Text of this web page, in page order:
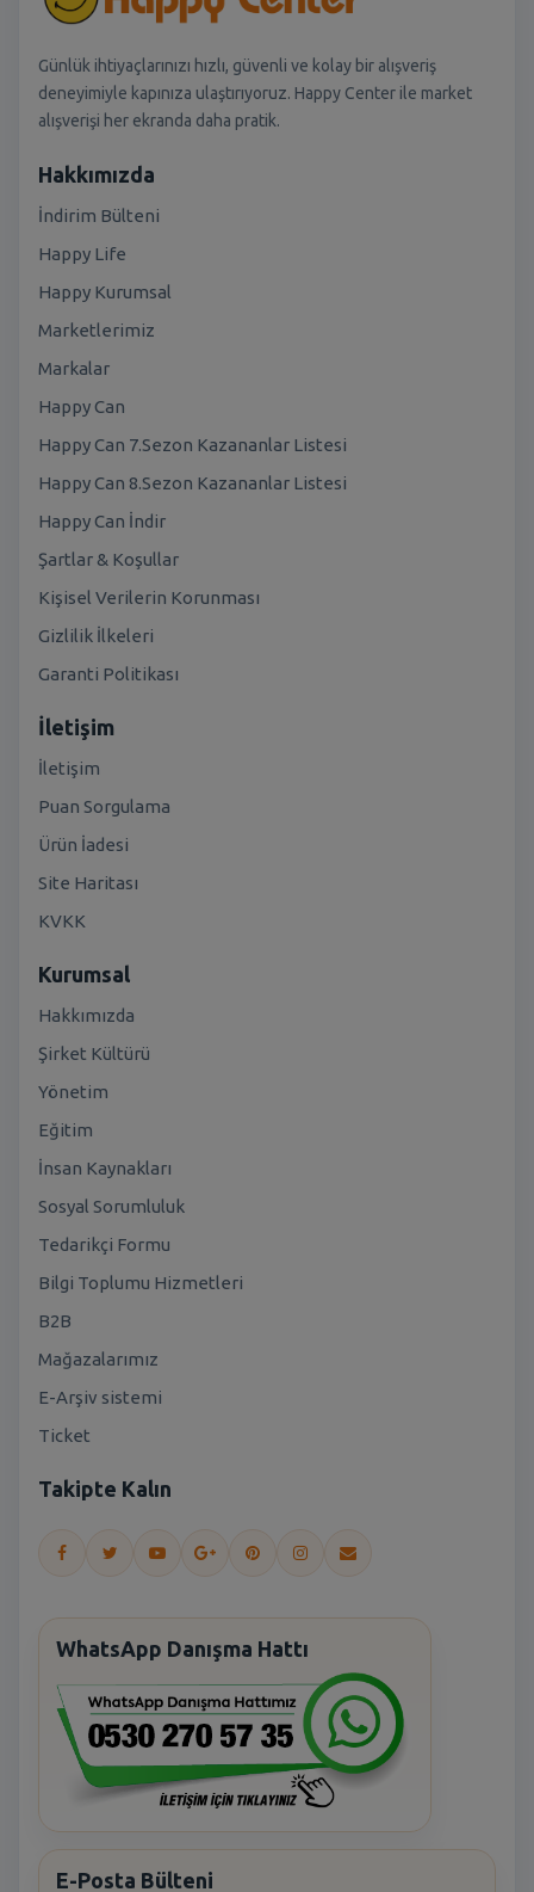
Günlük ihtiyaçlarınızı hızlı, güvenli ve kolay bir alışveriş
deneyimiyle kapınıza ulaştırıyoruz. Happy Center ile market
alışverişi her ekranda daha pratik.
Hakkımızda
İndirim Bülteni
Happy Life
Happy Kurumsal
Marketlerimiz
Markalar
Happy Can
Happy Can 7.Sezon Kazananlar Listesi
Happy Can 8.Sezon Kazananlar Listesi
Happy Can İndir
Şartlar & Koşullar
Kişisel Verilerin Korunması
Gizlilik İlkeleri
Garanti Politikası
İletişim
İletişim
Puan Sorgulama
Ürün İadesi
Site Haritası
KVKK
Kurumsal
Hakkımızda
Şirket Kültürü
Yönetim
Eğitim
İnsan Kaynakları
Sosyal Sorumluluk
Tedarikçi Formu
Bilgi Toplumu Hizmetleri
B2B
Mağazalarımız
E-Arşiv sistemi
Ticket
Takipte Kalın
WhatsApp Danışma Hattı
E-Posta Bülteni